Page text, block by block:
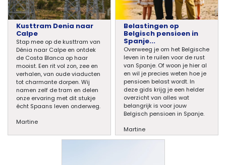
Kusttram Denia naar
Calpe
Stap mee op de kusttram van
Dénia naar Calpe en ontdek
de Costa Blanca op haar
mooist. Een rit vol zon, zee en
verhalen, van oude viaducten
tot charmante dorpen. Wij
namen zelf de tram en delen
onze ervaring met dit stukje
écht Spaans leven onderweg.
Martine
Belastingen op
Belgisch pensioen in
Spanje...
Overweeg je om het Belgische
leven in te ruilen voor de rust
van Spanje. Of woon je hier al
en wil je precies weten hoe je
pensioen belast wordt. In
deze gids krijg je een helder
overzicht van alles wat
belangrijk is voor jouw
Belgisch pensioen in Spanje.
Martine